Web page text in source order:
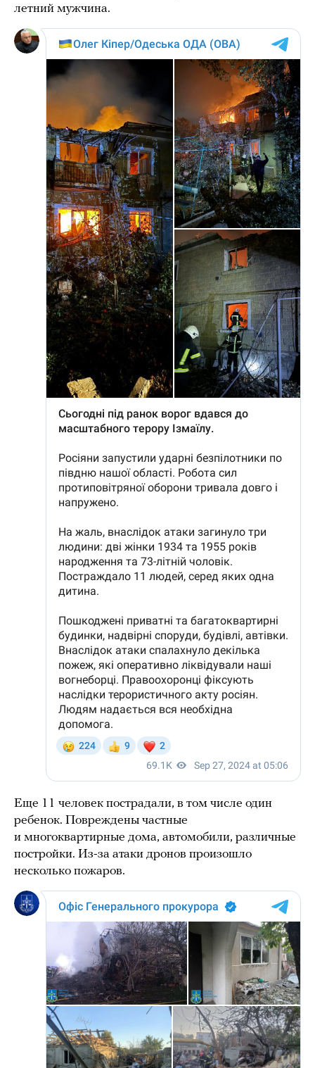
летний мужчина.
Еще 11 человек пострадали, в том числе один
ребенок. Повреждены частные
и многоквартирные дома, автомобили, различные
постройки. Из-за атаки дронов произошло
несколько пожаров.